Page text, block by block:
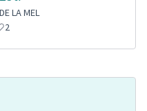
LA MEL
2